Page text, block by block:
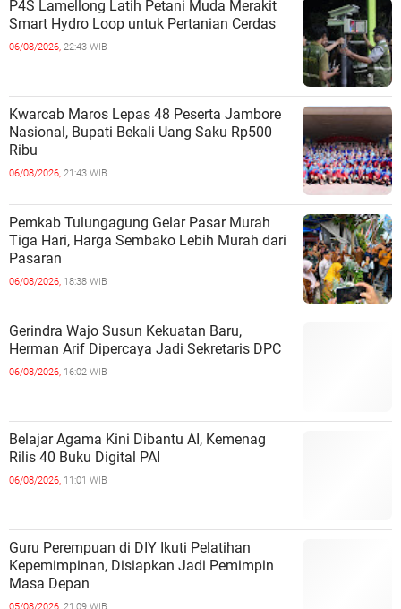
P4S Lamellong Latih Petani Muda Merakit
Smart Hydro Loop untuk Pertanian Cerdas
06/08/2026, 22:43 WIB
Kwarcab Maros Lepas 48 Peserta Jambore
Nasional, Bupati Bekali Uang Saku Rp500
Ribu
06/08/2026, 21:43 WIB
Pemkab Tulungagung Gelar Pasar Murah
Tiga Hari, Harga Sembako Lebih Murah dari
Pasaran
06/08/2026, 18:38 WIB
Gerindra Wajo Susun Kekuatan Baru,
Herman Arif Dipercaya Jadi Sekretaris DPC
06/08/2026, 16:02 WIB
Belajar Agama Kini Dibantu AI, Kemenag
Rilis 40 Buku Digital PAI
06/08/2026, 11:01 WIB
Guru Perempuan di DIY Ikuti Pelatihan
Kepemimpinan, Disiapkan Jadi Pemimpin
Masa Depan
05/08/2026, 21:09 WIB